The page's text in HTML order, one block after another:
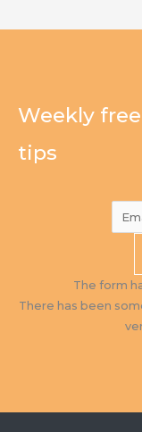
Weekly
tips
The form
There has been